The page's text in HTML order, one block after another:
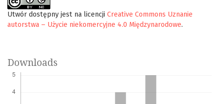
Utwór dostępny jest na licencji Creative Commons Uznanie
autorstwa – Użycie niekomercyjne 4.0 Międzynarodowe.
Downloads